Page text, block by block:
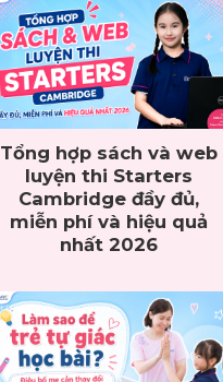
Tổng hợp sách và web
luyện thi Starters
Cambridge đầy đủ,
miễn phí và hiệu quả
nhất 2026